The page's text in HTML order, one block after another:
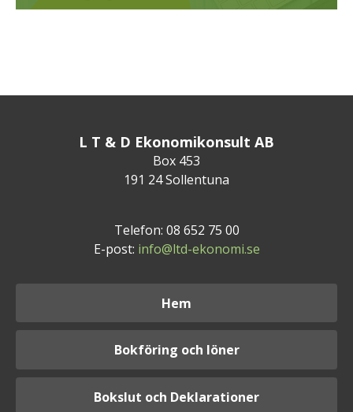
L T & D Ekonomikonsult AB
Box 453
191 24 Sollentuna
Telefon: 08 652 75 00
E-post: info@ltd-ekonomi.se
Hem
Bokföring och löner
Bokslut och Deklarationer